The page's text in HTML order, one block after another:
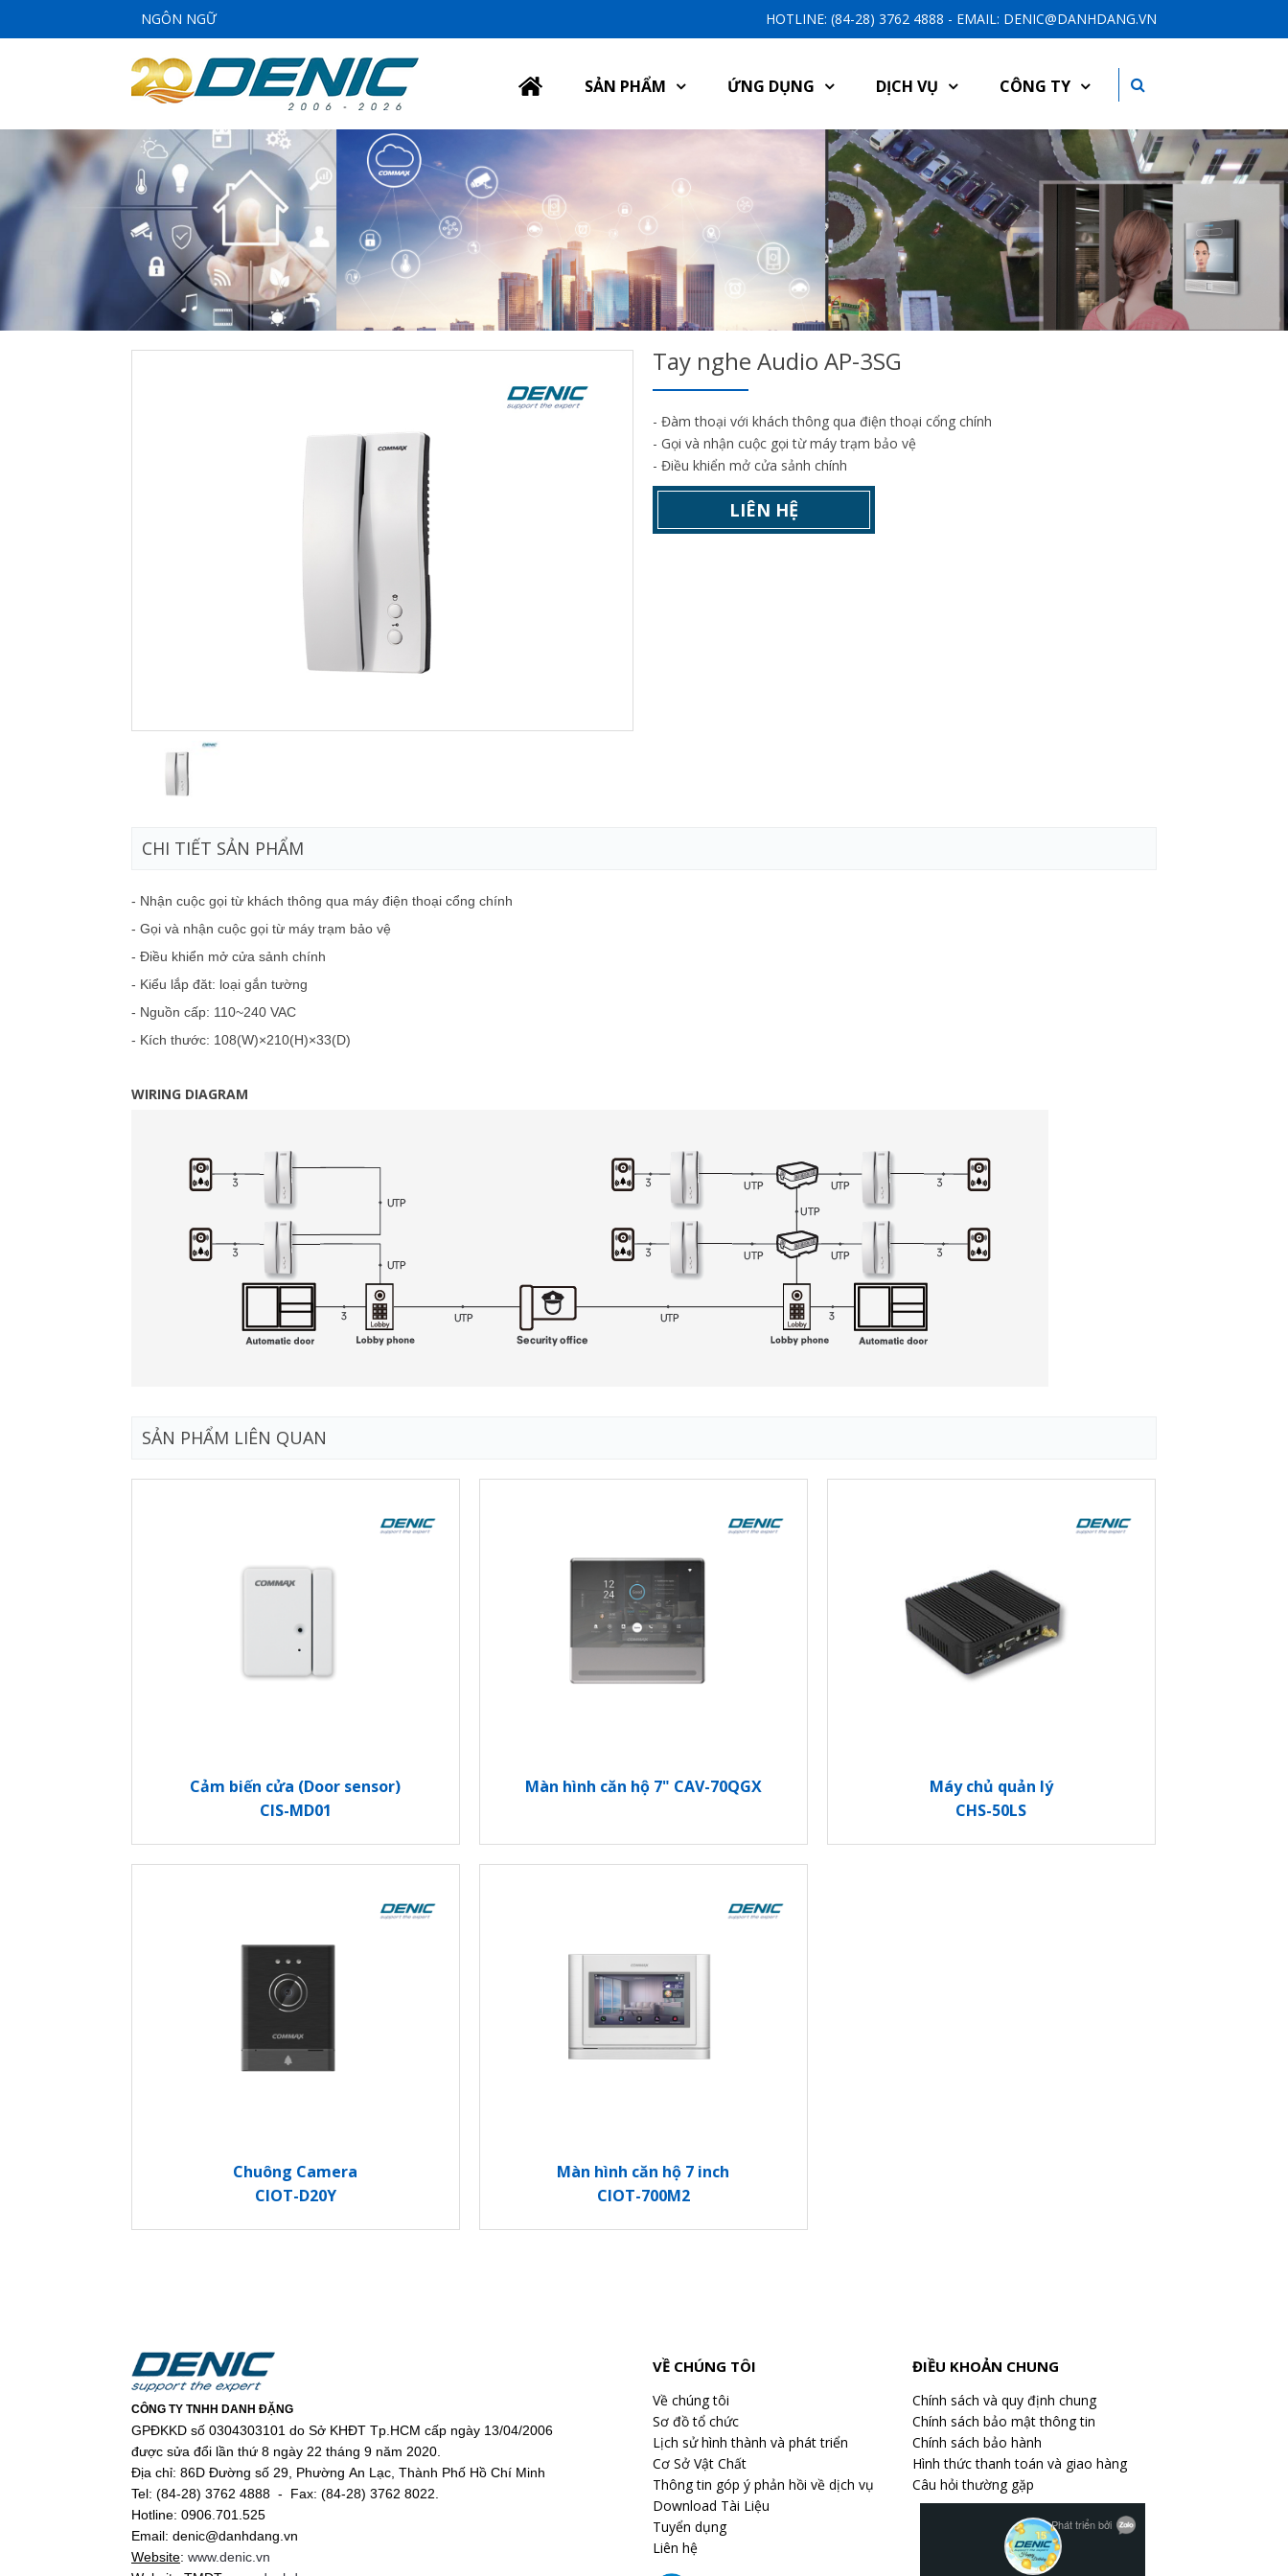
NGÔN NGỮ HOTLINE: (84-28) 3762 4888 - EMAIL: DENIC@DANHDANG.VN
SẢN PHẨM ỨNG DỤNG DỊCH VỤ CÔNG TY
Tay nghe Audio AP-3SG
- Đàm thoại với khách thông qua điện thoại cổng chính
- Gọi và nhận cuộc gọi từ máy trạm bảo vệ
- Điều khiển mở cửa sảnh chính
LIÊN HỆ
CHI TIẾT SẢN PHẨM
- Nhận cuộc gọi từ khách thông qua máy điện thoại cổng chính
- Gọi và nhận cuộc gọi từ máy trạm bảo vệ
- Điều khiển mở cửa sảnh chính
- Kiểu lắp đăt: loại gắn tường
- Nguồn cấp: 110~240 VAC
- Kích thước: 108(W)×210(H)×33(D)
WIRING DIAGRAM
SẢN PHẨM LIÊN QUAN
Cảm biến cửa (Door sensor)
CIS-MD01
Màn hình căn hộ 7" CAV-70QGX
Máy chủ quản lý
CHS-50LS
Chuông Camera
CIOT-D20Y
Màn hình căn hộ 7 inch
CIOT-700M2
CÔNG TY TNHH DANH ĐẶNG
GPĐKKD số 0304303101 do Sở KHĐT Tp.HCM cấp ngày 13/04/2006
được sửa đổi lần thứ 8 ngày 22 tháng 9 năm 2020.
Địa chỉ: 86D Đường số 29, Phường An Lạc, Thành Phố Hồ Chí Minh
Tel: (84-28) 3762 4888 - Fax: (84-28) 3762 8022.
Hotline: 0906.701.525
Email: denic@danhdang.vn
Website: www.denic.vn
VỀ CHÚNG TÔI
Về chúng tôi
Sơ đồ tổ chức
Lịch sử hình thành và phát triển
Cơ Sở Vật Chất
Thông tin góp ý phản hồi về dịch vụ
Download Tài Liệu
Tuyển dụng
Liên hệ
ĐIỀU KHOẢN CHUNG
Chính sách và quy định chung
Chính sách bảo mật thông tin
Chính sách bảo hành
Hình thức thanh toán và giao hàng
Câu hỏi thường gặp